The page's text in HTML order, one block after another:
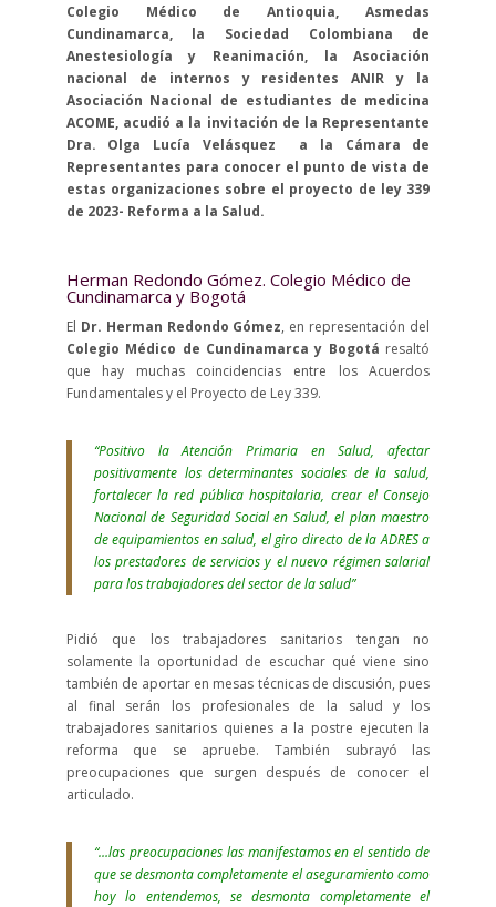
Colegio Médico de Antioquia, Asmedas
Cundinamarca, la Sociedad Colombiana de
Anestesiología y Reanimación, la Asociación
nacional de internos y residentes ANIR y la
Asociación Nacional de estudiantes de medicina
ACOME, acudió a la invitación de la Representante
Dra. Olga Lucía Velásquez a la Cámara de
Representantes para conocer el punto de vista de
estas organizaciones sobre el proyecto de ley 339
de 2023- Reforma a la Salud.
Herman Redondo Gómez. Colegio Médico de
Cundinamarca y Bogotá
El Dr. Herman Redondo Gómez, en representación del
Colegio Médico de Cundinamarca y Bogotá resaltó
que hay muchas coincidencias entre los Acuerdos
Fundamentales y el Proyecto de Ley 339.
“Positivo la Atención Primaria en Salud, afectar
positivamente los determinantes sociales de la salud,
fortalecer la red pública hospitalaria, crear el Consejo
Nacional de Seguridad Social en Salud, el plan maestro
de equipamientos en salud, el giro directo de la ADRES a
los prestadores de servicios y el nuevo régimen salarial
para los trabajadores del sector de la salud”
Pidió que los trabajadores sanitarios tengan no
solamente la oportunidad de escuchar qué viene sino
también de aportar en mesas técnicas de discusión, pues
al final serán los profesionales de la salud y los
trabajadores sanitarios quienes a la postre ejecuten la
reforma que se apruebe. También subrayó las
preocupaciones que surgen después de conocer el
articulado.
“…las preocupaciones las manifestamos en el sentido de
que se desmonta completamente el aseguramiento como
hoy lo entendemos, se desmonta completamente el